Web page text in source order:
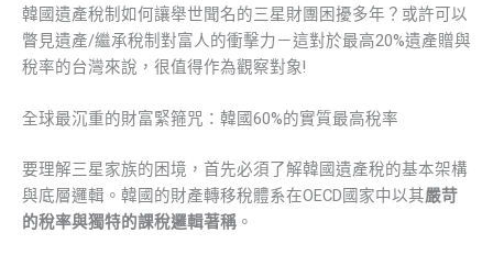
韓國遺產稅制如何讓舉世聞名的三星財團困擾多年？或許可以
瞥見遺產/繼承稅制對富人的衝擊力－這對於最高20%遺產贈與
稅率的台灣來說，很值得作為觀察對象!
全球最沉重的財富緊箍咒：韓國60%的實質最高稅率
要理解三星家族的困境，首先必須了解韓國遺產稅的基本架構
與底層邏輯。韓國的財產轉移稅體系在OECD國家中以其嚴苛
的稅率與獨特的課稅邏輯著稱 。